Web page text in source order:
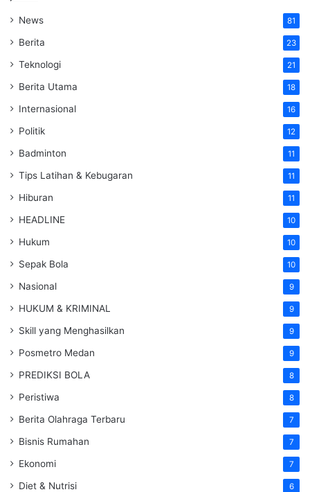
News 81
Berita 23
Teknologi 21
Berita Utama 18
Internasional 16
Politik 12
Badminton 11
Tips Latihan & Kebugaran 11
Hiburan 11
HEADLINE 10
Hukum 10
Sepak Bola 10
Nasional 9
HUKUM & KRIMINAL 9
Skill yang Menghasilkan 9
Posmetro Medan 9
PREDIKSI BOLA 8
Peristiwa 8
Berita Olahraga Terbaru 7
Bisnis Rumahan 7
Ekonomi 7
Diet & Nutrisi 6